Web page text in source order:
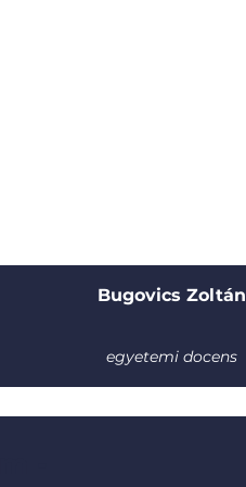
Bugovics Zoltán
egyetemi docens